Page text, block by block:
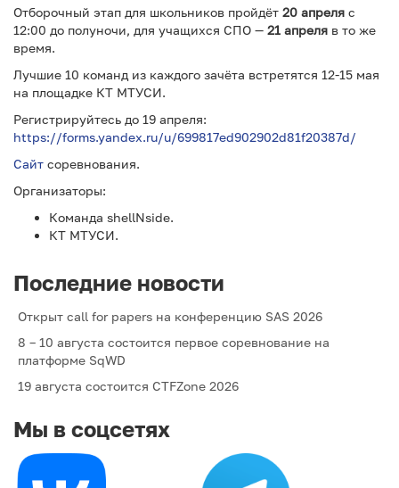
Отборочный этап для школьников пройдёт 20 апреля с
12:00 до полуночи, для учащихся СПО — 21 апреля в то же
время.
Лучшие 10 команд из каждого зачёта встретятся 12-15 мая
на площадке КТ МТУСИ.
Регистрируйтесь до 19 апреля:
https://forms.yandex.ru/u/699817ed902902d81f20387d/
Сайт соревнования.
Организаторы:
Команда shellNside.
КТ МТУСИ.
Последние новости
Открыт call for papers на конференцию SAS 2026
8 – 10 августа состоится первое соревнование на
платформе SqWD
19 августа состоится CTFZone 2026
Мы в соцсетях